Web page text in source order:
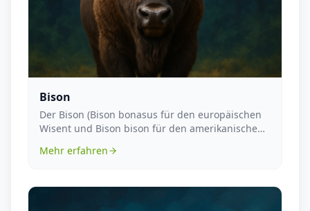
Bison
Der Bison (Bison bonasus für den europäischen
Wisent und Bison bison für den amerikanischen
Mehr erfahren